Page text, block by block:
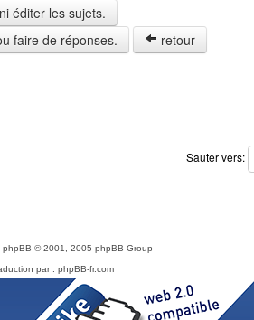
éditer les sujets.
faire de réponses.
retour
Sauter vers:
phpBB © 2001, 2005 phpBB Group
par : phpBB-fr.com